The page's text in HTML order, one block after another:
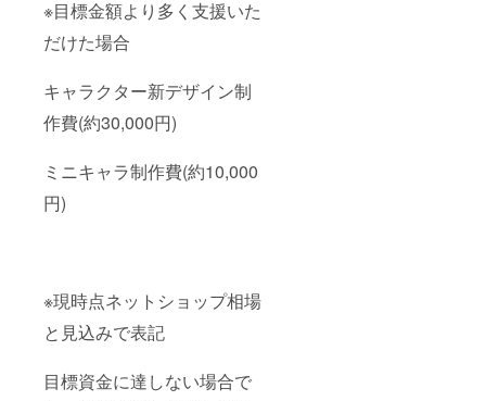
※目標金額より多く支援いた
だけた場合
キャラクター新デザイン制
作費(約30,000円)
ミニキャラ制作費(約10,000
円)
※現時点ネットショップ相場
と見込みで表記
目標資金に達しない場合で